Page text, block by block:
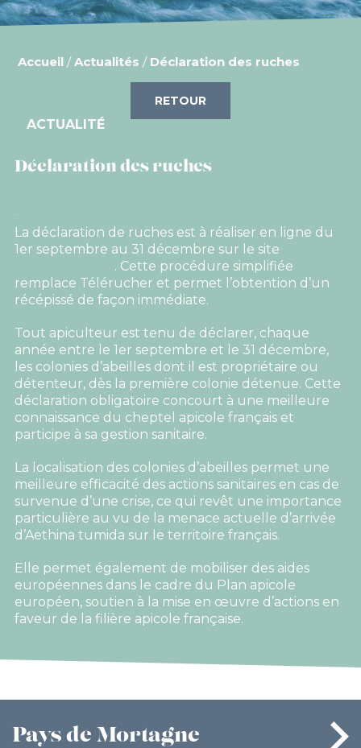
Accueil /Actualités / Déclaration des ruches
RETOUR
ACTUALITÉ
Déclaration des ruches
La déclaration de ruches est à réaliser en ligne du
1er septembre au 31 décembre sur le site
. Cette procédure simplifiée
remplace Télérucher et permet l’obtention d’un
récépissé de façon immédiate.
Tout apiculteur est tenu de déclarer, chaque
année entre le 1er septembre et le 31 décembre,
les colonies d’abeilles dont il est propriétaire ou
détenteur, dès la première colonie détenue. Cette
déclaration obligatoire concourt à une meilleure
connaissance du cheptel apicole français et
participe à sa gestion sanitaire.
La localisation des colonies d’abeilles permet une
meilleure efficacité des actions sanitaires en cas de
survenue d’une crise, ce qui revêt une importance
particulière au vu de la menace actuelle d’arrivée
d’Aethina tumida sur le territoire français.
Elle permet également de mobiliser des aides
européennes dans le cadre du Plan apicole
européen, soutien à la mise en œuvre d’actions en
faveur de la filière apicole française.
Pays de Mortagne